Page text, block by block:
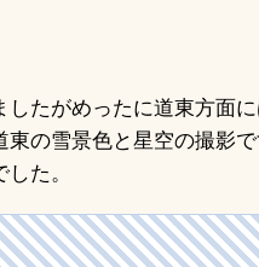
たがめったに道東方面
の雪景色と星空の撮影
た。